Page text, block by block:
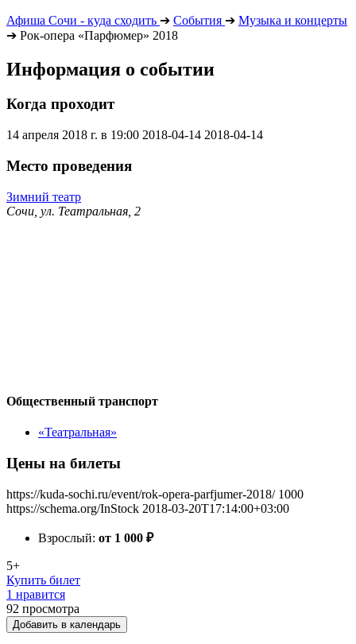
Афиша Сочи - куда сходить ➔ События ➔ Музыка и концерты
➔ Рок-опера «Парфюмер» 2018
Информация о событии
Когда проходит
14 апреля 2018 г. в 19:00 2018-04-14 2018-04-14
Место проведения
Зимний театр
Сочи, ул. Театральная, 2
Общественный транспорт
«Театральная»
Цены на билеты
https://kuda-sochi.ru/event/rok-opera-parfjumer-2018/ 1000
https://schema.org/InStock 2018-03-20T17:14:00+03:00
Взрослый: от 1 000 ₽
5+
Купить билет
1 нравится
92 просмотра
Добавить в календарь